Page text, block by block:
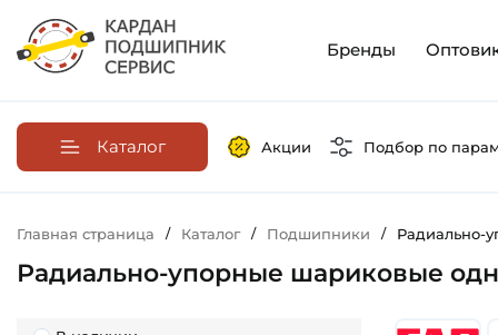
Бренды
Каталог Акции Подбор по
Главная страница / Каталог / Подшипники / Радиально-
Радиально-упорные шариковые